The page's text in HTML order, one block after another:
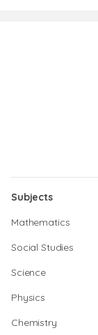
Subjects
Mathematics
Social Studies
Science
Physics
Chemistry